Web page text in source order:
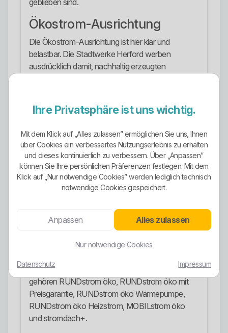
geblieben sind.
Ökostrom-Ausrichtung
Die Ökostrom-Ausrichtung ist hier klar und
belastbar. Die Stadtwerke Herford werben
ausdrücklich damit, nachhaltig erzeugten
Diese Ausrichtung betrifft nicht nur einen einzelnen
zentrale Verkaufsargument. Auch bei
Wärmepumpenstrom und Mobilstrom wird der
grüne Ansatz sichtbar weitergeführt.
Positiv ist, dass das Unternehmen die grüne
Positionierung zusätzlich mit eigenen Projekten
deutlich glaubwürdiger als reines Öko-Marketing
ohne sichtbaren regionalen Bezug.
Stromangebote
Zu den klar erkennbaren Stromangeboten
gehören RUNDstrom öko, RUNDstrom öko mit
Preisgarantie, RUNDstrom öko Wärmepumpe,
RUNDstrom öko Heizstrom, MOBILstrom öko
und stromdach+.
Ihre Privatsphäre ist uns wichtig.
Mit dem Klick auf „Alles zulassen” ermöglichen Sie uns, Ihnen
über Cookies ein verbessertes Nutzungserlebnis zu erhalten
und dieses kontinuierlich zu verbessern. Über „Anpassen”
können Sie Ihre persönlichen Präferenzen festlegen. Mit dem
Klick auf „Nur notwendige Cookies” werden lediglich technisch
notwendige Cookies gespeichert.
Anpassen Alles zulassen
Nur notwendige Cookies
Datenschutz Impressum